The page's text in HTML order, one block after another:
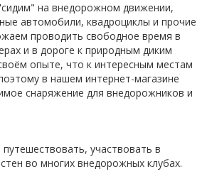
на внедорожном движении,
автомобили, квадроциклы и прочие
проводить свободное время в
и в дороге к природным диким
опыте, что к интересным местам
в нашем интернет-магазине
снаряжение для внедорожников и
участвовать в
во многих внедорожных клубах.